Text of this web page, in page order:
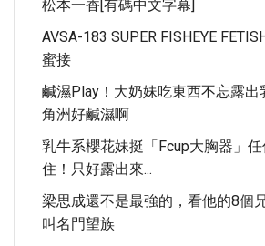
松本一香[有碼中文字幕]
AVSA-183 SUPER FISHEYE
蜜接
鹹濕Play！大奶妹吃東西不忘露
角洲好鹹濕啊
乳牛系櫻花妹挺「Fcup大胸器」
住！只好露出來...
梁思成還不是最強的，看他的8個
叫名門望族